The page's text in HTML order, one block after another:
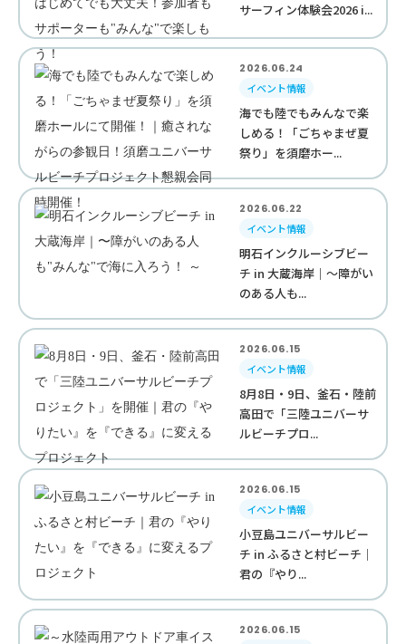
サーフィン体験会2026 i...
2026.06.24
イベント情報
海でも陸でもみんなで楽
しめる！「ごちゃまぜ夏
祭り」を須磨ホー...
2026.06.22
イベント情報
明石インクルーシブビー
チ in 大蔵海岸｜〜障がい
のある人も...
2026.06.15
イベント情報
8月8日・9日、釜石・陸前
高田で「三陸ユニバーサ
ルビーチプロ...
2026.06.15
イベント情報
小豆島ユニバーサルビー
チ in ふるさと村ビーチ｜
君の『やり...
2026.06.15